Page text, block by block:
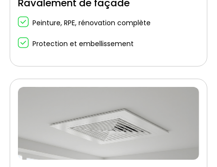
Ravalement de façade
Peinture, RPE, rénovation complète
Protection et embellissement